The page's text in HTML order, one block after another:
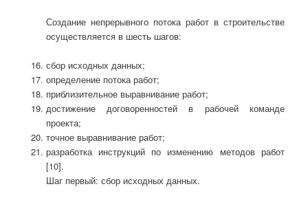
Создание непрерывного потока работ в строительстве
осуществляется в шесть шагов:
сбор исходных данных;
определение потока работ;
приблизительное выравнивание работ;
достижение договоренностей в рабочей команде
проекта;
точное выравнивание работ;
разработка инструкций по изменению методов работ
[10].
Шаг первый: сбор исходных данных.